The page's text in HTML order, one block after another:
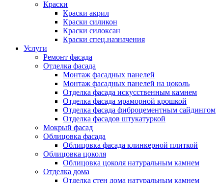
Краски
Краски акрил
Краски силикон
Краски силоксан
Краски спец.назначения
Услуги
Ремонт фасада
Отделка фасада
Монтаж фасадных панелей
Монтаж фасадных панелей на цоколь
Отделка фасада искусственным камнем
Отделка фасада мраморной крошкой
Отделка фасада фиброцементным сайдингом
Отделка фасадов штукатуркой
Мокрый фасад
Облицовка фасада
Облицовка фасада клинкерной плиткой
Облицовка цоколя
Облицовка цоколя натуральным камнем
Отделка дома
Отделка стен дома натуральным камнем